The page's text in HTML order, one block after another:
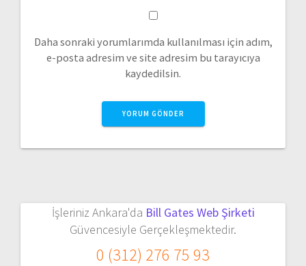
Daha sonraki yorumlarımda kullanılması için adım,
e-posta adresim ve site adresim bu tarayıcıya
kaydedilsin.
İşleriniz Ankara'da Bill Gates Web Şirketi
Güvencesiyle Gerçekleşmektedir.
0 (312) 276 75 93